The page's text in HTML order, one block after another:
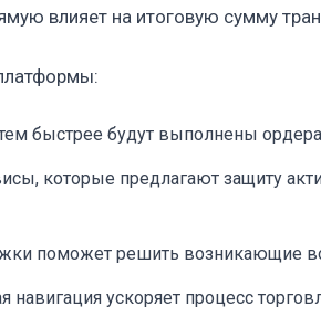
влияет на итоговую сумму
быстрее будут выполнены
которые предлагают защиту
поможет решить возникающие
навигация ускоряет процесс